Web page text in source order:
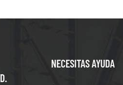
NECESITAS AYUDA